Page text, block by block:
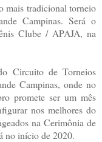
mais tradicional torneio
Campinas. Será o
Clube / APAJA, na
Circuito de Torneios
Campinas, onde no
promete ser um mês
nos melhores do
na Cerimônia de
no início de 2020.